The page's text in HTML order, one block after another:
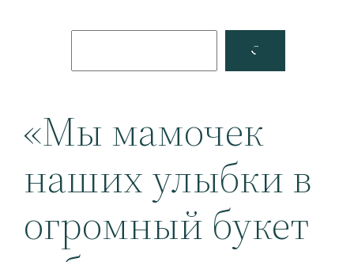
Facebook
«Мы мамочек
наших улыбки в
огромный букет